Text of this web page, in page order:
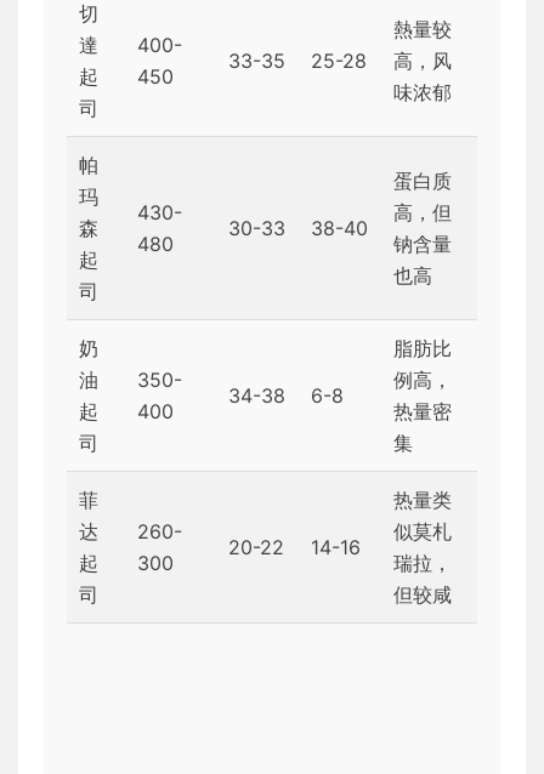
切
達
起
司
400-
450
33-35 25-28
熱量较
高，风
味浓郁
帕
玛
森
起
司
430-
480
30-33 38-40
蛋白质
高，但
钠含量
也高
奶
油
起
司
350-
400
34-38 6-8
脂肪比
例高，
热量密
集
菲
达
起
司
260-
300
20-22 14-16
热量类
似莫札
瑞拉，
但较咸